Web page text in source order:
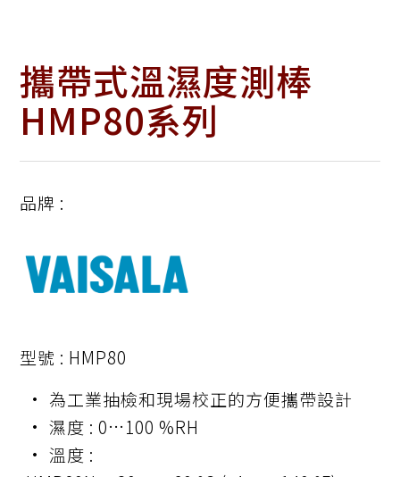
攜帶式溫濕度測棒
HMP80系列
品牌 :
型號 : HMP80
• 為工業抽檢和現場校正的方便攜帶設計
• 濕度 : 0…100 %RH
• 溫度 :